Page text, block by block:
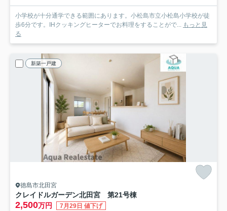
小学校が十分通学できる範囲にあります。小松島市立小松島小学校が徒
歩6分です。IHクッキングヒーターでお料理をすることがで... もっと見
る
新築一戸建
徳島市北田宮
クレイドルガーデン北田宮 第21号棟
2,500万円 7月29日 値下げ